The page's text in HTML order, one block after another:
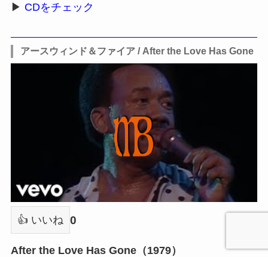
▶ CDをチェック
アースウィンド＆ファイア / After the Love Has Gone
👍 いいね 0
After the Love Has Gone（1979）